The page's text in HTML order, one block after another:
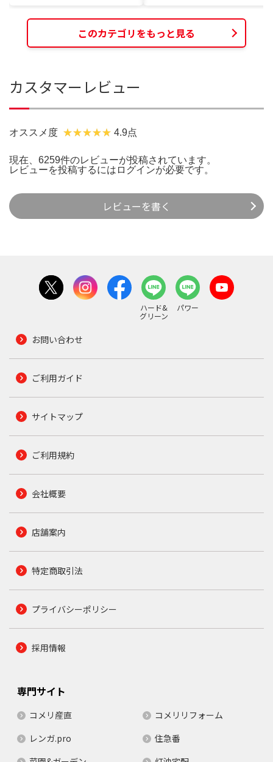
このカテゴリをもっと見る
カスタマーレビュー
オススメ度 4.9点
現在、6259件のレビューが投稿されています。
レビューを投稿するには ログインが必要です。
レビューを書く
ハード&
グリーン
パワー
お問い合わせ
ご利用ガイド
サイトマップ
ご利用規約
会社概要
店舗案内
特定商取引法
プライバシーポリシー
採用情報
専門サイト
コメリ産直
コメリリフォーム
レンガ.pro
住急番